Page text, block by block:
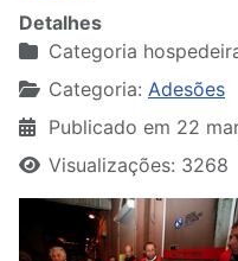
Detalhes
Categoria
Categoria: Adesões
Publicado em 22
Visualizações: 3268